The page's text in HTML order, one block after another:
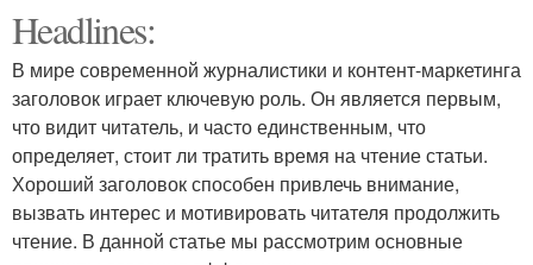
Headlines:
В мире современной журналистики и контент-маркетинга
заголовок играет ключевую роль. Он является первым,
что видит читатель, и часто единственным, что
определяет, стоит ли тратить время на чтение статьи.
Хороший заголовок способен привлечь внимание,
вызвать интерес и мотивировать читателя продолжить
чтение. В данной статье мы рассмотрим основные